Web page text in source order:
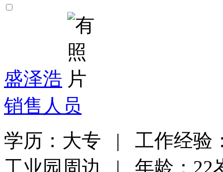
盛泽浩
销售人员
学历：大专 | 工作经验
工业园周边 | 年龄：